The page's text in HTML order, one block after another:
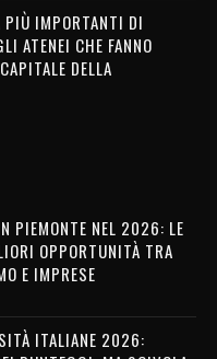
PIÙ IMPORTANTI DI
ATENEI CHE FANNO
DELLA
PIEMONTE NEL 2026: LE
OPPORTUNITÀ TRA
E IMPRESE
ITALIANE 2026: